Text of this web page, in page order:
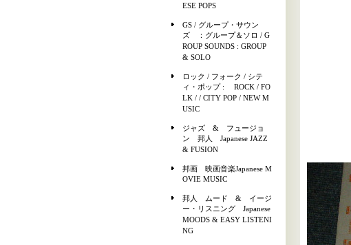
ESE POPS
GS / グループ・サウン
ズ ：グループ＆ソロ / G
ROUP SOUNDS : GROUP
& SOLO
ロック / フォーク / シテ
ィ・ポップ : ROCK / FO
LK / / CITY POP / NEW M
USIC
ジャズ & フュージョ
ン 邦人 Japanese JAZZ
& FUSION
邦画 映画音楽Japanese M
OVIE MUSIC
邦人 ムード & イージ
ー・リスニング Japanese
MOODS & EASY LISTENI
NG